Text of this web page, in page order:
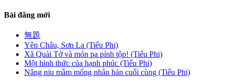
Bài đăng mới
無題
Yên Châu, Sơn La (Tiểu Phi)
Xã Quài Tở và món pa pỉnh tộp! (Tiểu Phi)
Một hình thức của hạnh phúc (Tiểu Phi)
Nâng niu mầm mống nhân bản cuối cùng (Tiểu Phi)